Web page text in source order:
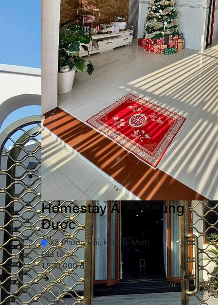
Homestay Ăn Gì Cũng
Được
Xã Phước Hải, Hồ Chí Minh
Giá từ
1,530,000 đ